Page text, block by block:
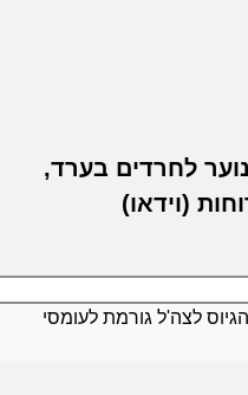
לחרדים בערד,
(וידאו)